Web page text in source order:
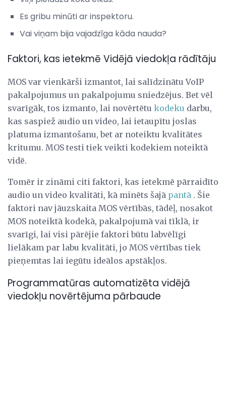
Es gribu minūti ar inspektoru.
Vai viņam bija vajadzīga kāda nauda?
Faktori, kas ietekmē Vidējā viedokļa rādītāju
MOS var vienkārši izmantot, lai salīdzinātu VoIP
pakalpojumus un pakalpojumu sniedzējus. Bet vēl
svarīgāk, tos izmanto, lai novērtētu kodeku darbu,
kas saspiež audio un video, lai ietaupītu joslas
platuma izmantošanu, bet ar noteiktu kvalitātes
kritumu. MOS testi tiek veikti kodekiem noteiktā
vidē.
Tomēr ir zināmi citi faktori, kas ietekmē pārraidīto
audio un video kvalitāti, kā minēts šajā pantā . Šie
faktori nav jāuzskaita MOS vērtībās, tādēļ, nosakot
MOS noteiktā kodekā, pakalpojumā vai tīklā, ir
svarīgi, lai visi pārējie faktori būtu labvēlīgi
lielākam par labu kvalitāti, jo MOS vērtības tiek
pieņemtas lai iegūtu ideālos apstākļos.
Programmatūras automatizēta vidējā
viedokļu novērtējuma pārbaude